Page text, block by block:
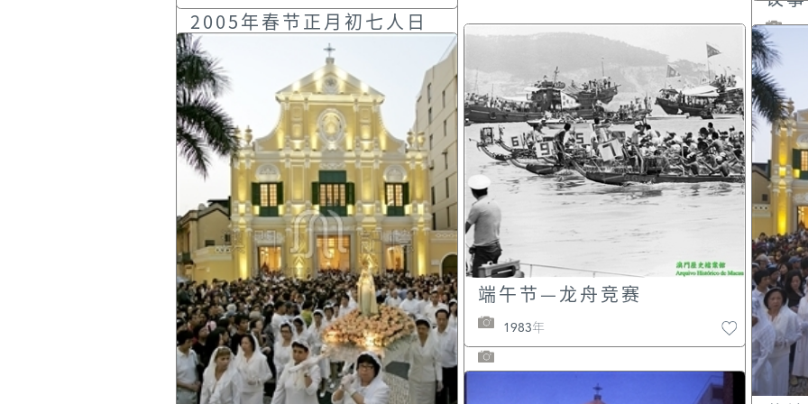
端午节—龙舟竞赛
1983年
2005年春节正月初七人日
大龙凤茶楼举办活动
2005年02月15日
春
昔